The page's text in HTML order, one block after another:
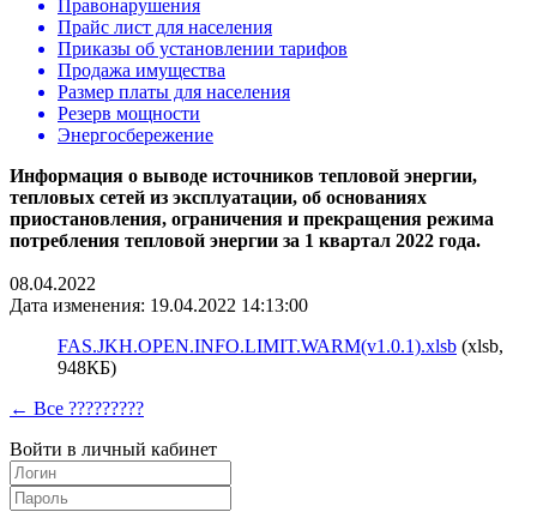
Правонарушения
Прайс лист для населения
Приказы об установлении тарифов
Продажа имущества
Размер платы для населения
Резерв мощности
Энергосбережение
Информация о выводе источников тепловой энергии,
тепловых сетей из эксплуатации, об основаниях
приостановления, ограничения и прекращения режима
потребления тепловой энергии за 1 квартал 2022 года.
08.04.2022
Дата изменения: 19.04.2022 14:13:00
FAS.JKH.OPEN.INFO.LIMIT.WARM(v1.0.1).xlsb (xlsb,
948КБ)
← Все ?????????
Войти в личный кабинет